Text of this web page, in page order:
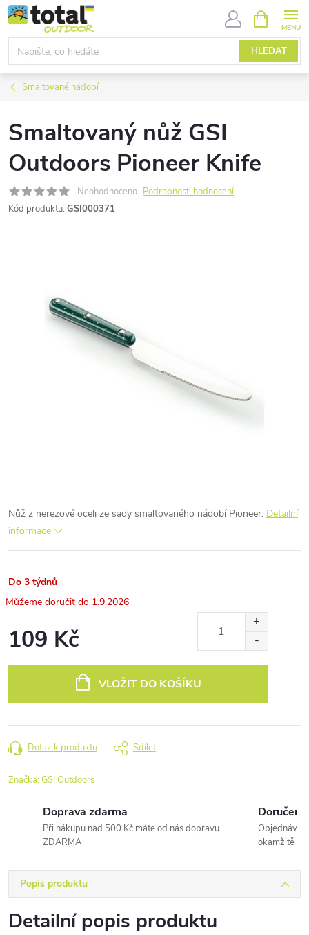
Přejít
na
obsah
HLEDAT
NÁKUPNÍ
KOŠÍK
Smaltované nádobí
Smaltovaný nůž GSI
Outdoors Pioneer Knife
Neohodnoceno Podrobnosti hodnocení
Kód produktu: GSI000371
Nůž z nerezové oceli ze sady smaltovaného nádobí Pioneer. Detailní
informace
Do 3 týdnů
1.9.2026
109 Kč
VLOŽIT DO KOŠÍKU
Dotaz k produktu Sdílet
Značka:GSI Outdoors
Doprava zdarma
Při nákupu nad 500 Kč máte od nás dopravu
ZDARMA
Doručení
okamžitě
Popis produktu
Detailní popis produktu